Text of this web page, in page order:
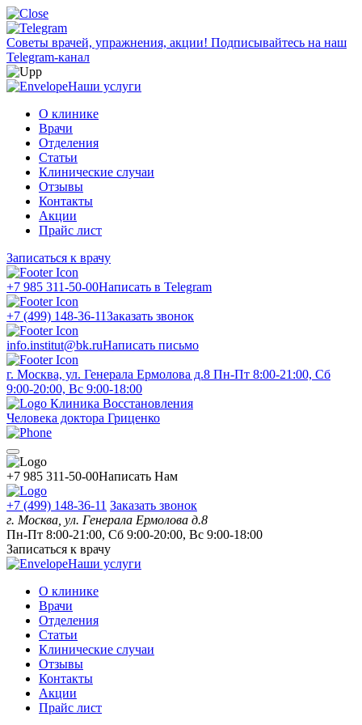
Советы врачей, упражнения, акции! Подписывайтесь на наш
Telegram-канал
Наши услуги
О клинике
Врачи
Отделения
Статьи
Клинические случаи
Отзывы
Контакты
Акции
Прайс лист
Записаться к врачу
+7 985 311-50-00Написать в Telegram
+7 (499) 148-36-11Заказать звонок
info.institut@bk.ruНаписать письмо
г. Москва, ул. Генерала Ермолова д.8 Пн-Пт 8:00-21:00, Сб
9:00-20:00, Вс 9:00-18:00
Клиника Восстановления
Человека доктора Гриценко
+7 985 311-50-00Написать Нам
+7 (499) 148-36-11 Заказать звонок
г. Москва, ул. Генерала Ермолова д.8
Пн-Пт 8:00-21:00, Сб 9:00-20:00, Вс 9:00-18:00
Записаться к врачу
Наши услуги
О клинике
Врачи
Отделения
Статьи
Клинические случаи
Отзывы
Контакты
Акции
Прайс лист